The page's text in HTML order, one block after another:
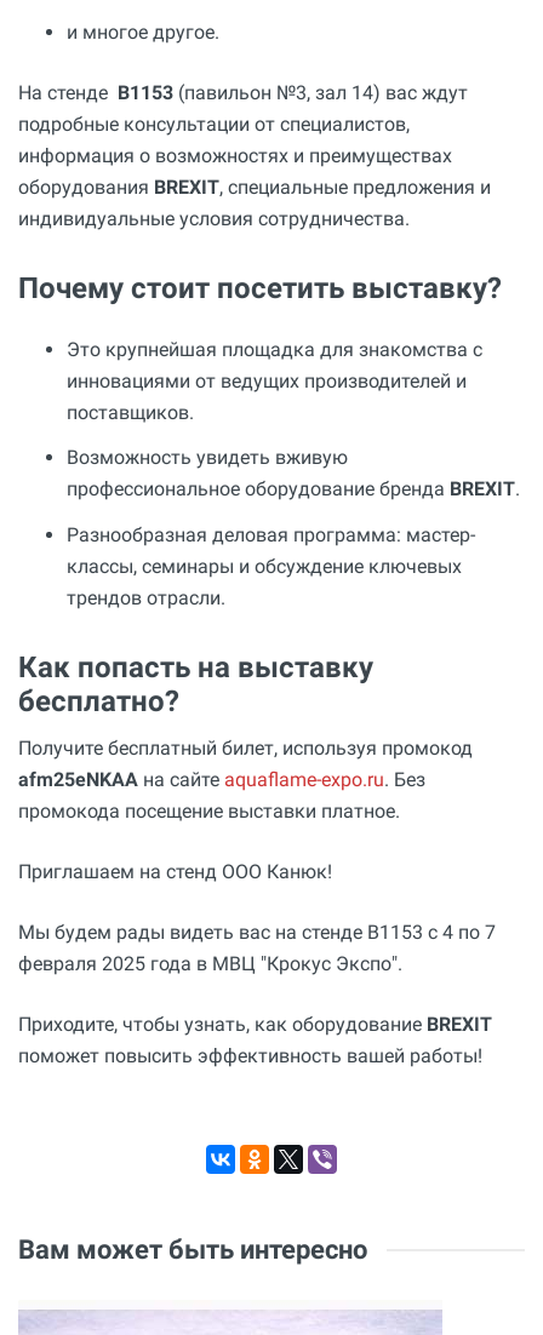
и многое другое.
На стенде В1153 (павильон №3, зал 14) вас ждут
подробные консультации от специалистов,
информация о возможностях и преимуществах
оборудования BREXIT, специальные предложения и
индивидуальные условия сотрудничества.
Почему стоит посетить выставку?
Это крупнейшая площадка для знакомства с
инновациями от ведущих производителей и
поставщиков.
Возможность увидеть вживую
профессиональное оборудование бренда BREXIT.
Разнообразная деловая программа: мастер-
классы, семинары и обсуждение ключевых
трендов отрасли.
Как попасть на выставку
бесплатно?
Получите бесплатный билет, используя промокод
afm25eNKAA на сайте aquaflame-expo.ru. Без
промокода посещение выставки платное.
Приглашаем на стенд ООО Канюк!
Мы будем рады видеть вас на стенде B1153 с 4 по 7
февраля 2025 года в МВЦ "Крокус Экспо".
Приходите, чтобы узнать, как оборудование BREXIT
поможет повысить эффективность вашей работы!
Вам может быть интересно